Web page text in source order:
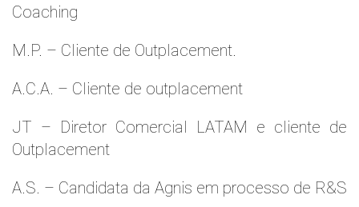
Coaching
M.P. – Cliente de Outplacement.
A.C.A. – Cliente de outplacement
JT – Diretor Comercial LATAM e cliente de
Outplacement
A.S. – Candidata da Agnis em processo de R&S